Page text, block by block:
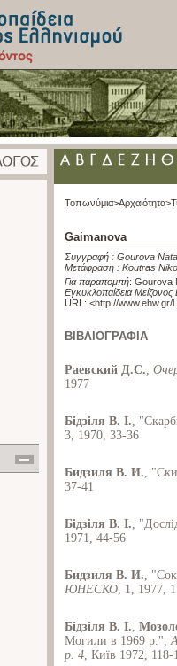
Τοπωνύμια>Αρχαιότητα>
Gaimanova
Συγγραφή : Gourova
Μετάφραση : Koutras
Για παραπομπή: Gourova
Εγκυκλοπαίδεια
URL: <http://www.ehw.gr/
ΒΙΒΛΙΟΓΡΑΦΙΑ
Раевский Д.С.,
1977
Бiдзiля В. I.,
3, 1970, 33-36
Бидзиля В. И.,
37-41
Бiдзiля В. I.,
1971, 44-56
Бидзиля В. И.,
ЮНЕСКО, 1, 1977,
Бiдзiля В. I.,
Могили в 1969 р.",
р. 4, Киïв 1972, 118-